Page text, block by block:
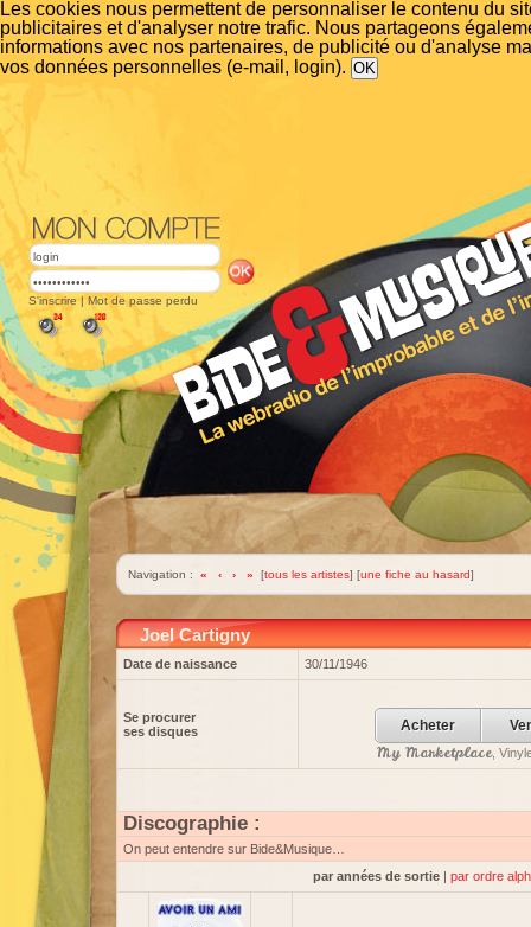
Les cookies nous permettent de personnaliser le contenu du
publicitaires et d'analyser notre trafic. Nous partageons
informations avec nos partenaires, de publicité ou d'analyse
vos données personnelles (e-mail, login).
S'inscrire | Mot de passe perdu
Navigation : « ‹ › » [tous les artistes] [une fiche au hasard]
Joel Cartigny
Date de naissance 30/11/1946
Se procurer
ses disques
Acheter
My Marketplace,
Discographie :
On peut entendre sur Bide&Musique…
par années de sortie | par ordre